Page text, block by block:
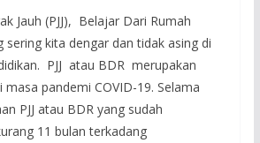
Jauh (PJJ), Belajar Dari Rumah
sering kita dengar dan tidak asing di
PJJ atau BDR merupakan
pandemi COVID-19. Selama
PJJ atau BDR yang sudah
11 bulan terkadang